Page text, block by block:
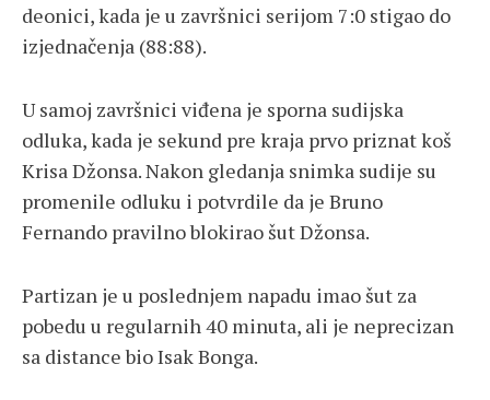
deonici, kada je u završnici serijom 7:0 stigao do
izjednačenja (88:88).
U samoj završnici viđena je sporna sudijska
odluka, kada je sekund pre kraja prvo priznat koš
Krisa Džonsa. Nakon gledanja snimka sudije su
promenile odluku i potvrdile da je Bruno
Fernando pravilno blokirao šut Džonsa.
Partizan je u poslednjem napadu imao šut za
pobedu u regularnih 40 minuta, ali je neprecizan
sa distance bio Isak Bonga.